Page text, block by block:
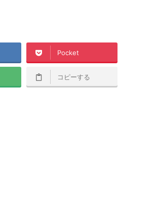
Pocket
コピーする